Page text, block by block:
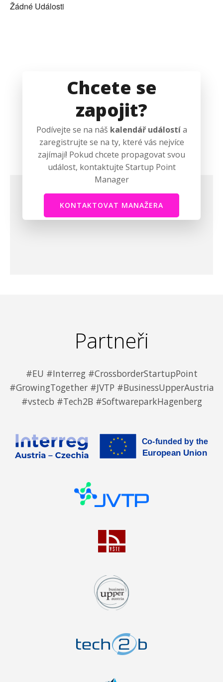
Žádné Události
Chcete se
zapojit?
Podívejte se na náš kalendář událostía
zaregistrujte se na ty, které vás nejvíce
zajímají! Pokud chcete propagovat svou
událost, kontaktujte Startup Point
Manager
KONTAKTOVAT MANAŽERA
Partneři
#EU #Interreg #CrossborderStartupPoint
#GrowingTogether #JVTP #BusinessUpperAustria
#vstecb #Tech2B #SoftwareparkHagenberg